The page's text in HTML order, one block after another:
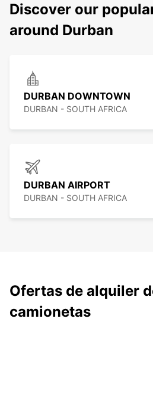
Discover our
around Durban
DURBAN DOWNTOWN
DURBAN - SOUTH AFRICA
DURBAN AIRPORT
DURBAN - SOUTH AFRICA
Ofertas de alquiler
camionetas